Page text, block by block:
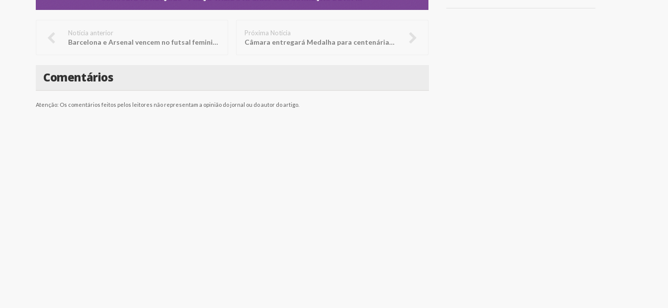
Notícia anterior
Barcelona e Arsenal vencem no futsal feminino
Próxima Notícia
Câmara entregará Medalha para centenárias Doralice e Rosália
Comentários
Atenção: Os comentários feitos pelos leitores não representam a opinião do jornal ou do autor do artigo.